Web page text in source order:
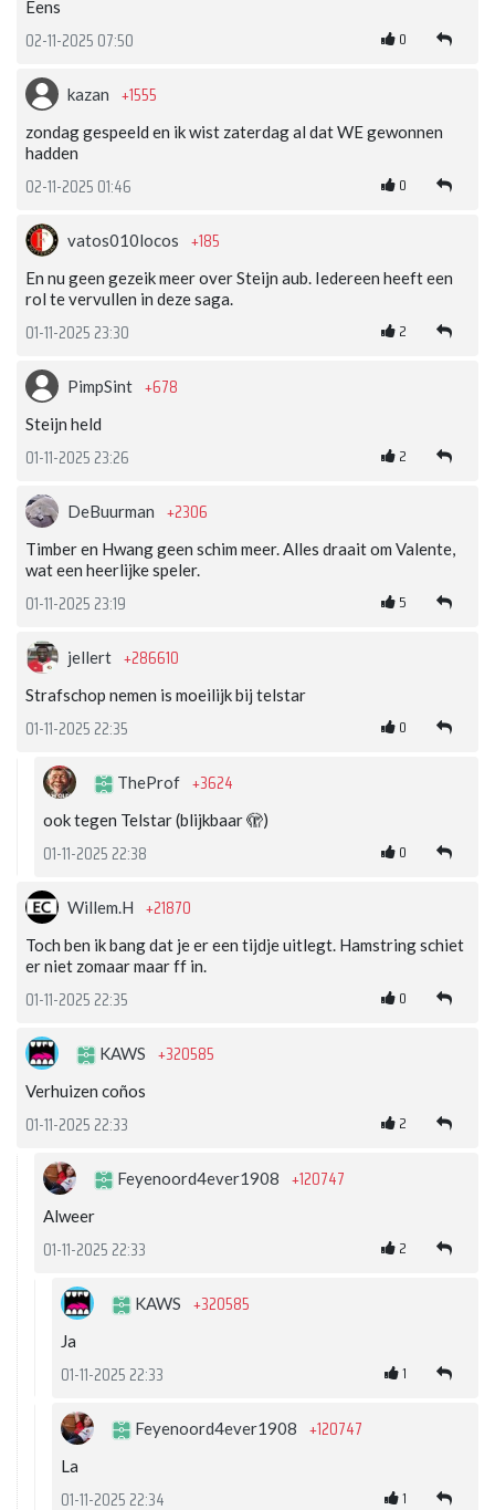
Eens
02-11-2025 07:50 0
kazan +1555
zondag gespeeld en ik wist zaterdag al dat WE gewonnen
hadden
02-11-2025 01:46 0
vatos010locos +185
En nu geen gezeik meer over Steijn aub. Iedereen heeft een
rol te vervullen in deze saga.
01-11-2025 23:30 2
PimpSint +678
Steijn held
01-11-2025 23:26 2
DeBuurman +2306
Timber en Hwang geen schim meer. Alles draait om Valente,
wat een heerlijke speler.
01-11-2025 23:19 5
jellert +286610
Strafschop nemen is moeilijk bij telstar
01-11-2025 22:35 0
TheProf +3624
ook tegen Telstar (blijkbaar 🫣)
01-11-2025 22:38 0
Willem.H +21870
Toch ben ik bang dat je er een tijdje uitlegt. Hamstring schiet
er niet zomaar maar ff in.
01-11-2025 22:35 0
KAWS +320585
Verhuizen coños
01-11-2025 22:33 2
Feyenoord4ever1908 +120747
Alweer
01-11-2025 22:33 2
KAWS +320585
Ja
01-11-2025 22:33 1
Feyenoord4ever1908 +120747
La
01-11-2025 22:34 1